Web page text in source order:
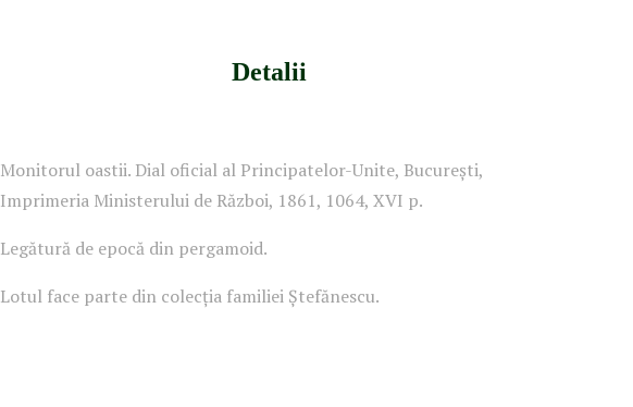
Detalii
Monitorul oastii. Dial oficial al Principatelor-Unite, București,
Imprimeria Ministerului de Război, 1861, 1064, XVI p.
Legătură de epocă din pergamoid.
Lotul face parte din colecția familiei Ștefănescu.